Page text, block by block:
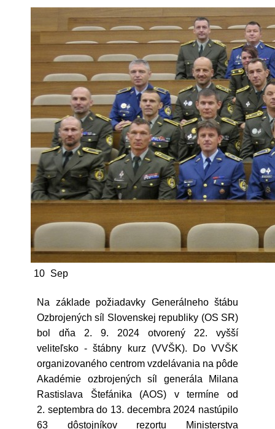
10 Sep
Na základe požiadavky Generálneho štábu
Ozbrojených síl Slovenskej republiky (OS SR)
bol dňa 2. 9. 2024 otvorený 22. vyšší
veliteľsko - štábny kurz (VVŠK). Do VVŠK
organizovaného centrom vzdelávania na pôde
Akadémie ozbrojených síl generála Milana
Rastislava Štefánika (AOS) v termíne od
2. septembra do 13. decembra 2024 nastúpilo
63 dôstojníkov rezortu Ministerstva